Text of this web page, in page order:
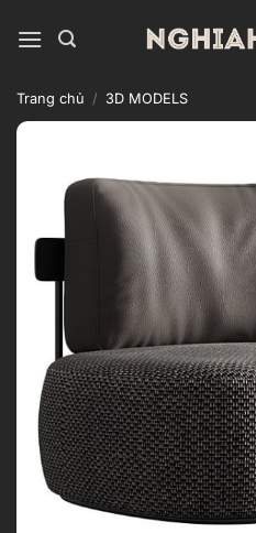
qua
dung
Trang chủ / 3D MODELS